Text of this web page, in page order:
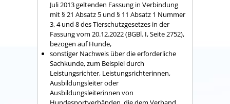
Juli 2013 geltenden Fassung in Verbindung
mit § 21 Absatz 5 und § 11 Absatz 1 Nummer
3, 4 und 8 des Tierschutzgesetzes in der
Fassung vom 20.12.2022 (BGBl. I, Seite 2752),
bezogen auf Hunde,
sonstiger Nachweis über die erforderliche
Sachkunde, zum Beispiel durch
Leistungsrichter, Leistungsrichterinnen,
Ausbildungsleiter oder
Ausbildungsleiterinnen von